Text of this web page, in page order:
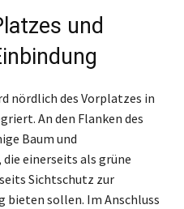
und
nördlich des Vorplatzes in
An den Flanken des
Baum und
einerseits als grüne
Sichtschutz zur
bieten sollen. Im Anschluss